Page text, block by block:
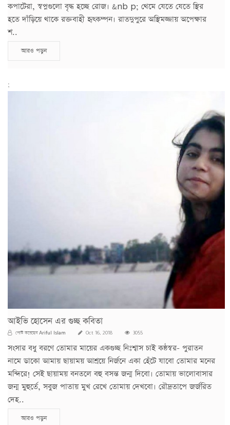
কপাটেরা, স্বপ্নগুলো বৃদ্ধ হচ্ছে রোজ। &nb p; থেমে যেতে যেতে স্থির
হতে দাঁড়িয়ে থাকে রক্তবাহী হৃৎকম্পন। রাতদুপুরে অস্থিমজ্জায় অপেক্ষার
শ..
আরও পড়ুন
;
আইভি হোসেন এর গুচ্ছ কবিতা
পোস্ট করেছেনAriful Islam Oct 16, 2018 3055
সংসার বধু বরণে তোমার মায়ের একগুচ্ছ নিঃশ্বাস চাই কন্ঠস্বর- পুরাতন
নামে ডাকো আমায় ছায়াময় আশ্রয়ে নির্জনে একা হেঁটে যাবো তোমার মনের
মন্দিরে! সেই ছায়াময় বনতলে বহু বসন্ত জন্ম দিবো। তোমায় ভালোবাসার
জন্ম মুহুর্তে, সবুজ পাতায় মুখ রেখে তোমায় দেখবো। রৌদ্রতাপে জর্জরিত
দেহ..
আরও পড়ুন